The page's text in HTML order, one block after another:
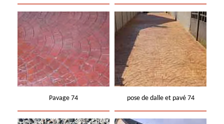
Pavage 74 pose de dalle et pavé 74